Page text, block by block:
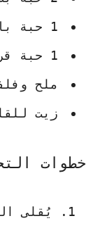
1 حبة باذنجان مقطعة
1 حبة قرنبيط
ملح
زيت
خطوات
يُقلى